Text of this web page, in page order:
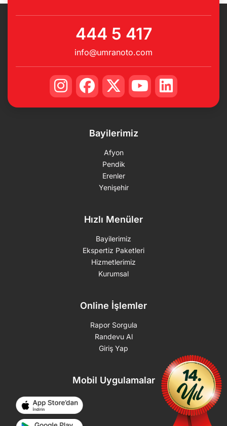
444 5 417
info@umranoto.com
Bayilerimiz
Afyon
Pendik
Erenler
Yenişehir
Hızlı Menüler
Bayilerimiz
Ekspertiz Paketleri
Hizmetlerimiz
Kurumsal
Online İşlemler
Rapor Sorgula
Randevu Al
Giriş Yap
Mobil Uygulamalar